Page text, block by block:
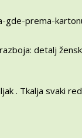
detalj
. Tkalja svaki